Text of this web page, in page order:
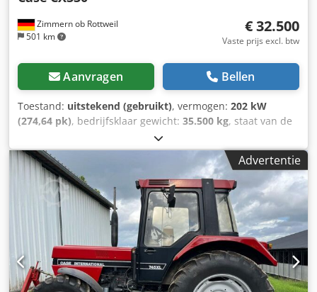
Zimmern ob Rottweil
501 km
€ 32.500
Vaste prijs excl. btw
Aanvragen Bellen
Toestand: uitstekend (gebruikt), vermogen: 202 kW
(274,64 pk), bedrijfsklaar gewicht: 35.500 kg, staat van de
2006, bedrijfsturen:
Uitrusting:airconditioning, CASE CX330 Bouwjaar: 2006
Bedrijfstijden: 9.139 uur Gesloten cabine Airconditioning
Radio Centrale smering Dkjdpfx Aezp Rm Rshaer
Standaard giek Steel: 3,30 m Volledige hydraulische
leidingen (voor hamer, grijper, schaar) Snelwisselsysteem
OQ80 1x bak – 800 mm breed 1x grijper – functioneert,
maar heeft reparatie nodig Onderstel in goede staat, circa
70% over Bodemplaten 600 mm breed Isuzu motor met
202 kW CE-keuring Transportafmetingen: 10,8 x 3 x 3,40 m
Bedrijfsgewicht: 35,5 ton.
Advertentie